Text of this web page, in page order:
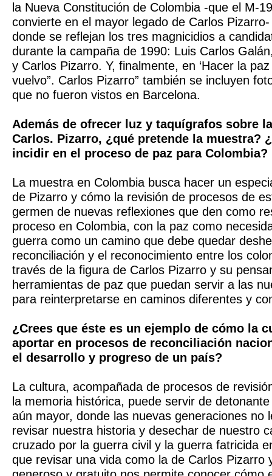
la Nueva Constitución de Colombia -que el M-
convierte en el mayor legado de Carlos
donde se reflejan los tres magnicidios a
durante la campaña de 1990: Luis Carlos
y Carlos Pizarro. Y, finalmente, en ‘Hacer la
vuelvo”. Carlos Pizarro” también se incluyen
que no fueron vistos en Barcelona.
Además de ofrecer luz y taquígrafos sobre
Carlos. Pizarro, ¿qué pretende la muestra?
incidir en el proceso de paz para Colombia?
La muestra en Colombia busca hacer un
de Pizarro y cómo la revisión de procesos de
germen de nuevas reflexiones que den como
proceso en Colombia, con la paz como
guerra como un camino que debe quedar
reconciliación y el reconocimiento entre los
través de la figura de Carlos Pizarro y su
herramientas de paz que puedan servir a las
para reinterpretarse en caminos diferentes y
¿Crees que éste es un ejemplo de cómo la
aportar en procesos de reconciliación
el desarrollo y progreso de un país?
La cultura, acompañada de procesos de
la memoria histórica, puede servir de
aún mayor, donde las nuevas generaciones no
revisar nuestra historia y desechar de nuestro
cruzado por la guerra civil y la guerra fatricida
que revisar una vida como la de Carlos Pizarro